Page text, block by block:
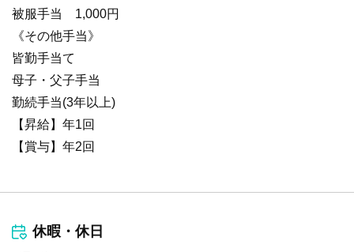
被服手当 1,000円
《その他手当》
皆勤手当て
母子・父子手当
勤続手当(3年以上)
【昇給】年1回
【賞与】年2回
休暇・休日